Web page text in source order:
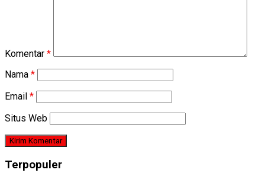
Komentar *
Nama *
Email *
Situs Web
Terpopuler